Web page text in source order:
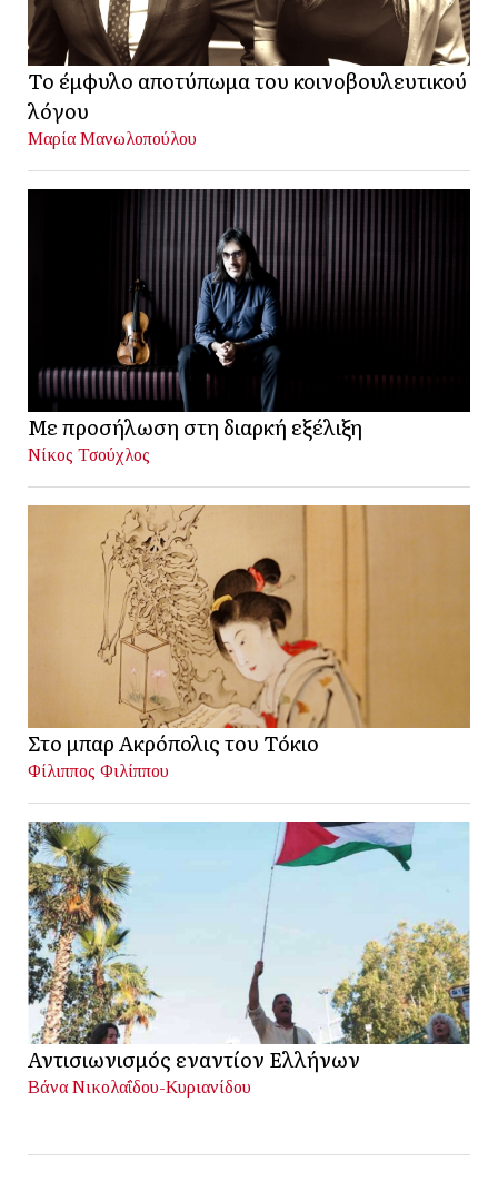
Το έμφυλο αποτύπωμα του κοινοβουλευτικού
λόγου
Μαρία Μανωλοπούλου
Με προσήλωση στη διαρκή εξέλιξη
Νίκος Τσούχλος
Στο μπαρ Ακρόπολις του Τόκιο
Φίλιππος Φιλίππου
Αντισιωνισμός εναντίον Ελλήνων
Βάνα Νικολαΐδου-Κυριανίδου